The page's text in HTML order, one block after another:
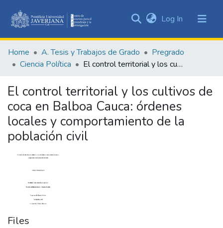
&
Collections
Statistics
Log In (current)
Home A. Tesis y Trabajos de Grado
Pregrado
Ciencia Política
El control territorial y los cultivos de coca en Balboa Cauca: órdenes locales y comportamiento de la población civil
El control territorial y los cultivos de
coca en Balboa Cauca: órdenes
locales y comportamiento de la
población civil
Files